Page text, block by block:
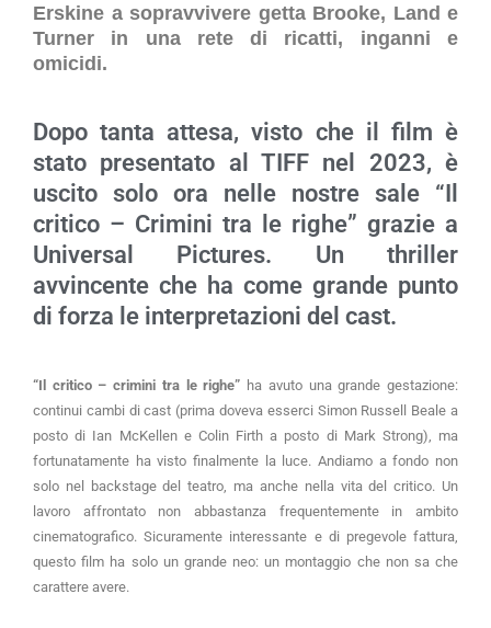
Erskine a sopravvivere getta Brooke, Land e
Turner in una rete di ricatti, inganni e
omicidi.
Dopo tanta attesa, visto che il film è
stato presentato al TIFF nel 2023, è
uscito solo ora nelle nostre sale “Il
critico – Crimini tra le righe” grazie a
Universal Pictures. Un thriller
avvincente che ha come grande punto
di forza le interpretazioni del cast.
“Il critico – crimini tra le righe” ha avuto una grande gestazione:
continui cambi di cast (prima doveva esserci Simon Russell Beale a
posto di Ian McKellen e Colin Firth a posto di Mark Strong), ma
fortunatamente ha visto finalmente la luce. Andiamo a fondo non
solo nel backstage del teatro, ma anche nella vita del critico. Un
lavoro affrontato non abbastanza frequentemente in ambito
cinematografico. Sicuramente interessante e di pregevole fattura,
questo film ha solo un grande neo: un montaggio che non sa che
carattere avere.